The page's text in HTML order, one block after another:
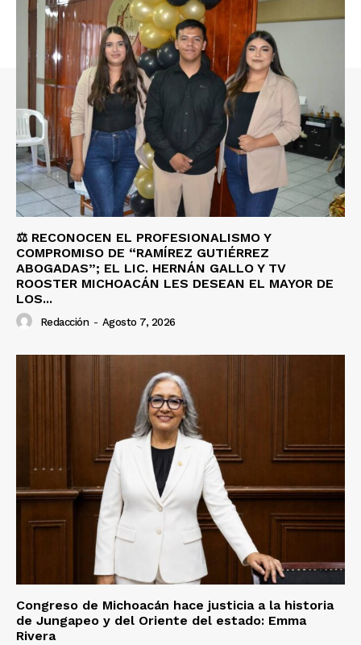
⚖️ RECONOCEN EL PROFESIONALISMO Y
COMPROMISO DE “RAMÍREZ GUTIÉRREZ
ABOGADAS”; EL LIC. HERNÁN GALLO Y TV
ROOSTER MICHOACÁN LES DESEAN EL MAYOR DE
LOS...
Redacción - Agosto 7, 2026
Congreso de Michoacán hace justicia a la historia
de Jungapeo y del Oriente del estado: Emma
Rivera